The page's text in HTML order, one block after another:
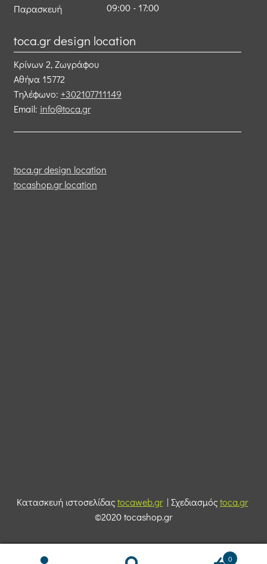
Παρασκευή
09:00 - 17:00
toca.gr design location
Κρίνων 2, Ζωγράφου
Αθήνα 15772
Τηλέφωνο: +302107711149
Email: info@toca.gr
toca.gr design location
tocashop.gr location
Κατασκευή ιστοσελίδαςtocaweb.gr| Σχεδιασμόςtoca.gr
©2020 tocashop.gr
0